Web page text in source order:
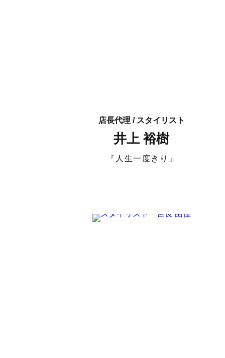
店長代理 / スタイリスト
井上 裕樹
『人生一度きり』